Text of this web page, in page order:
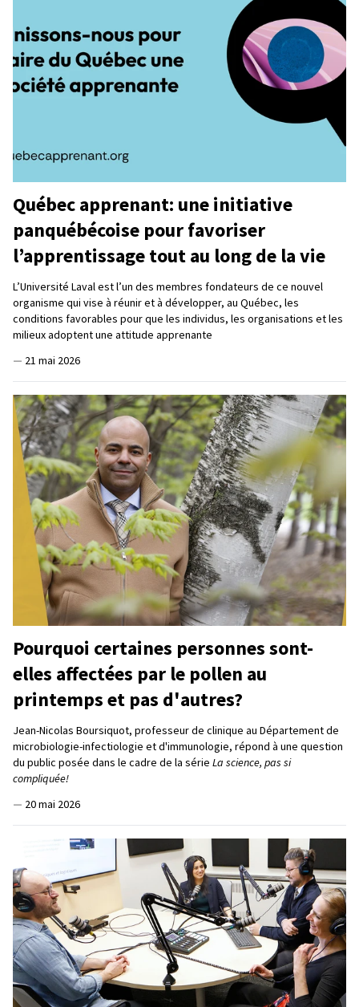
Québec apprenant: une initiative
panquébécoise pour favoriser
l’apprentissage tout au long de la vie
L’Université Laval est l’un des membres fondateurs de ce nouvel
organisme qui vise à réunir et à développer, au Québec, les
conditions favorables pour que les individus, les organisations et les
milieux adoptent une attitude apprenante
— 21 mai 2026
Pourquoi certaines personnes sont-
elles affectées par le pollen au
printemps et pas d'autres?
Jean-Nicolas Boursiquot, professeur de clinique au Département de
microbiologie-infectiologie et d'immunologie, répond à une question
du public posée dans le cadre de la série La science, pas si
compliquée!
— 20 mai 2026